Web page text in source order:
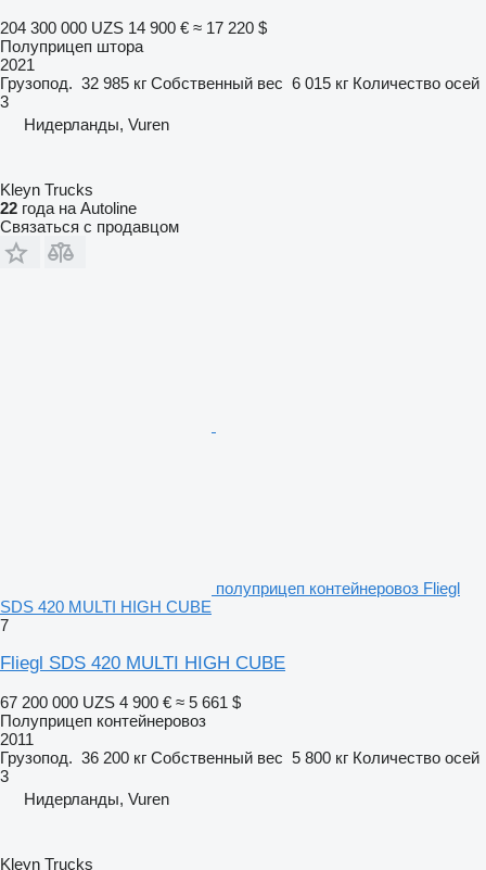
204 300 000 UZS 14 900 € ≈ 17 220 $
Полуприцеп штора
2021
Грузопод. 32 985 кг Собственный вес 6 015 кг Количество осей
3
Нидерланды, Vuren
Kleyn Trucks
22 года на Autoline
Связаться с продавцом
полуприцеп контейнеровоз Fliegl
SDS 420 MULTI HIGH CUBE
7
Fliegl SDS 420 MULTI HIGH CUBE
67 200 000 UZS 4 900 € ≈ 5 661 $
Полуприцеп контейнеровоз
2011
Грузопод. 36 200 кг Собственный вес 5 800 кг Количество осей
3
Нидерланды, Vuren
Kleyn Trucks